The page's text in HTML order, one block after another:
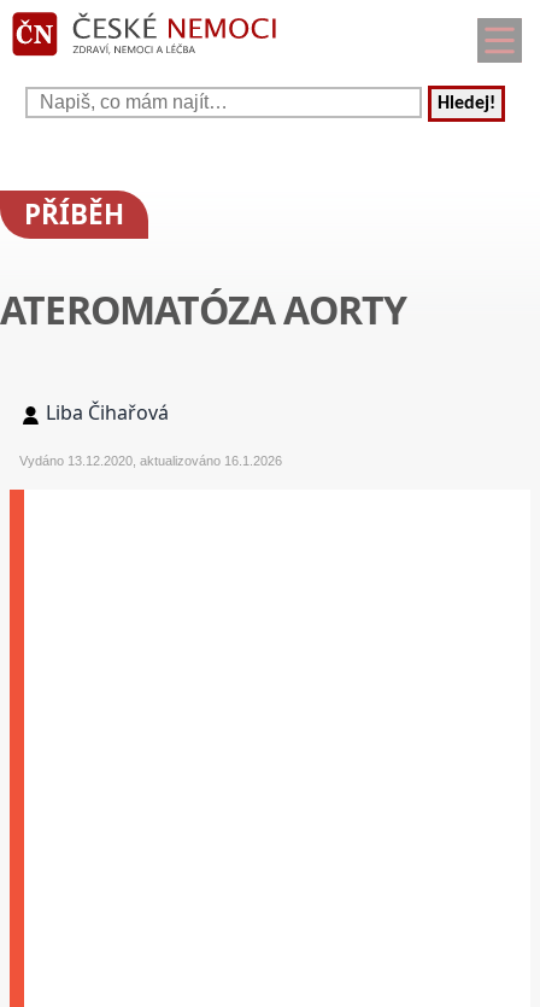
Hledej!
PŘÍBĚH
ATEROMATÓZA AORTY
Liba Čihařová
Vydáno 13.12.2020, aktualizováno 16.1.2026